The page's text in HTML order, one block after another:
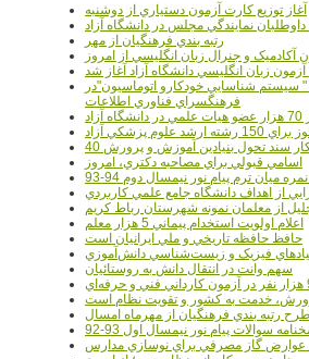
آغاز توزيع کارت آزمون دستياري از دوشنبه
نمايندگي مجلس در دانشگاه آزاد
رتبه بندي فرهنگيان از مهر
آکادميک و جنرال زبان انگليسي از امروز
آزمون زبان انگليسي دانشگاه آزاد آغاز شد
شناسايي خودکارو اتوماسيون"در
فرهنگسراي فناوري اطلاعات
علوم پزشکي آزاد
سند تحول بنيادين آموزش و پرورش
اسامي قبولي براي مصاحبه دکتري، امروز
میان ترم پیام نور نیمسال دوم 94-93
از اهداف دانشگاه جامع علمي کاربردي
از معلمان نمونه شهرستان رباط کريم
اعلام اولويت استخدام پيماني 5 هزار معلم
حافظ حافظه تاريخي و ملي ايرانيان است
فيزيک و زيست‌شناسي دانش‌آموزي
سهم وانت در انتقال دانش به روستائيان
خدمت به کشور و تقويت نظام است
رتبه بندي فرهنگيان از مهرماه امسال
سوالات پیام نور نیمسال اول 93-92